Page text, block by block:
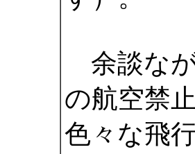
余談な
の航空禁
色々な飛